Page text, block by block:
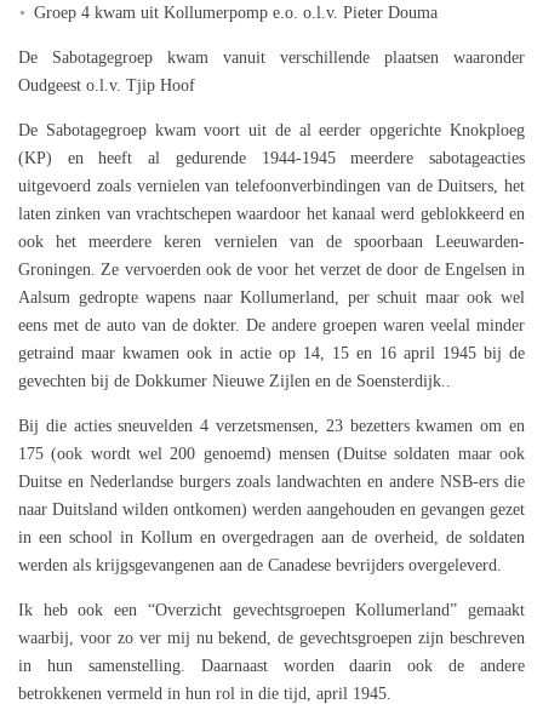
Groep 4 kwam uit Kollumerpomp e.o. o.l.v. Pieter Douma
De Sabotagegroep kwam vanuit verschillende plaatsen waaronder
Oudgeest o.l.v. Tjip Hoof
De Sabotagegroep kwam voort uit de al eerder opgerichte Knokploeg
(KP) en heeft al gedurende 1944-1945 meerdere sabotageacties
uitgevoerd zoals vernielen van telefoonverbindingen van de Duitsers, het
laten zinken van vrachtschepen waardoor het kanaal werd geblokkeerd en
ook het meerdere keren vernielen van de spoorbaan Leeuwarden-
Groningen. Ze vervoerden ook de voor het verzet de door de Engelsen in
Aalsum gedropte wapens naar Kollumerland, per schuit maar ook wel
eens met de auto van de dokter. De andere groepen waren veelal minder
getraind maar kwamen ook in actie op 14, 15 en 16 april 1945 bij de
gevechten bij de Dokkumer Nieuwe Zijlen en de Soensterdijk..
Bij die acties sneuvelden 4 verzetsmensen, 23 bezetters kwamen om en
175 (ook wordt wel 200 genoemd) mensen (Duitse soldaten maar ook
Duitse en Nederlandse burgers zoals landwachten en andere NSB-ers die
naar Duitsland wilden ontkomen) werden aangehouden en gevangen gezet
in een school in Kollum en overgedragen aan de overheid, de soldaten
werden als krijgsgevangenen aan de Canadese bevrijders overgeleverd.
Ik heb ook een “Overzicht gevechtsgroepen Kollumerland” gemaakt
waarbij, voor zo ver mij nu bekend, de gevechtsgroepen zijn beschreven
in hun samenstelling. Daarnaast worden daarin ook de andere
betrokkenen vermeld in hun rol in die tijd, april 1945.